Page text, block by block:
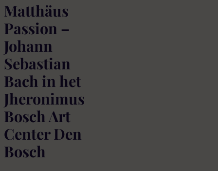
Matthäus
Passion –
Johann
Sebastian
Bach in het
Jheronimus
Bosch Art
Center Den
Bosch